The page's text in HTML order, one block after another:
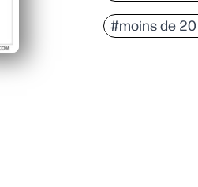
Design prêt
Adapté à
#moins de